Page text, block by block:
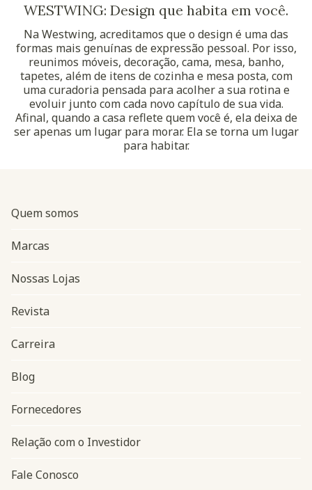
WESTWING: Design que habita em você.
Na Westwing, acreditamos que o design é uma das
formas mais genuínas de expressão pessoal. Por isso,
reunimos móveis, decoração, cama, mesa, banho,
tapetes, além de itens de cozinha e mesa posta, com
uma curadoria pensada para acolher a sua rotina e
evoluir junto com cada novo capítulo de sua vida.
Afinal, quando a casa reflete quem você é, ela deixa de
ser apenas um lugar para morar. Ela se torna um lugar
para habitar.
Navegação do rodapé
Quem somos
Marcas
Nossas Lojas
Revista
Carreira
Blog
Fornecedores
Relação com o Investidor
Fale Conosco